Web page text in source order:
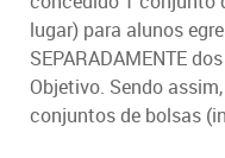
lugar) para alunos
SEPARADAMENTE
Objetivo. Sendo
conjuntos de bolsas